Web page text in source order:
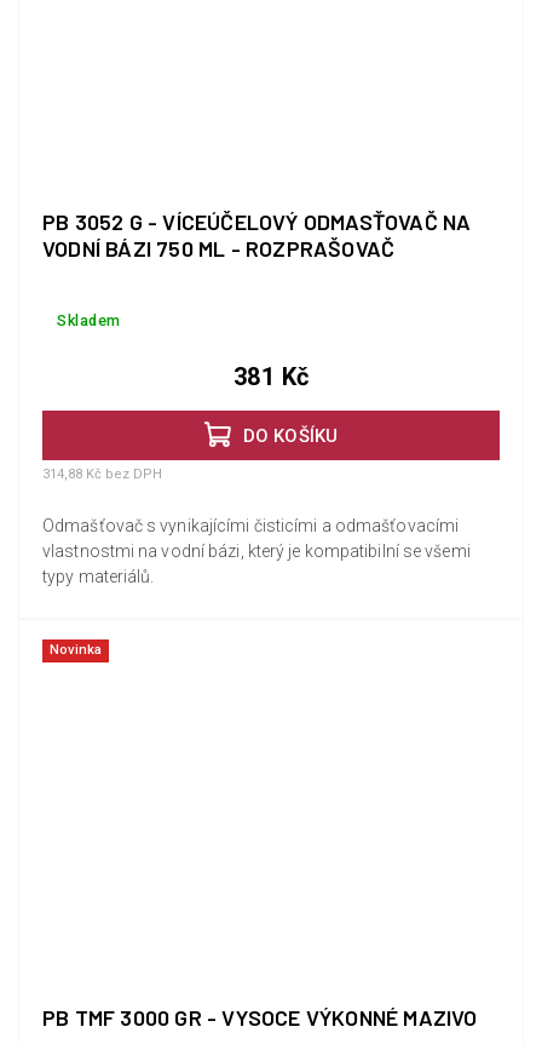
PB 3052 G - VÍCEÚČELOVÝ ODMASŤOVAČ NA
VODNÍ BÁZI 750 ML - ROZPRAŠOVAČ
Skladem
DO KOŠÍKU
314,88 Kč bez DPH
381 Kč
Odmašťovač s vynikajícími čisticími a odmašťovacími
vlastnostmi na vodní bázi, který je kompatibilní se všemi
typy materiálů.
Novinka
PB TMF 3000 GR - VYSOCE VÝKONNÉ MAZIVO